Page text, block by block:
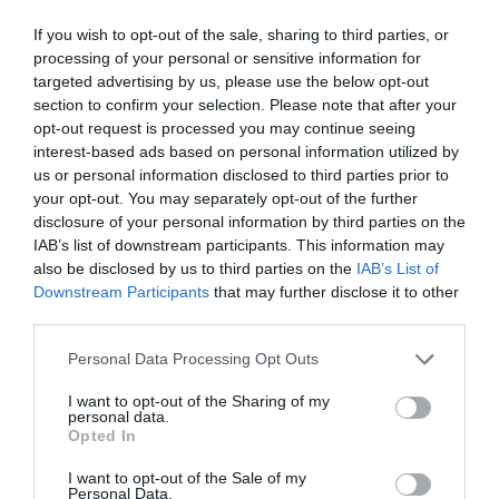
If you wish to opt-out of the sale, sharing to third parties, or
processing of your personal or sensitive information for
targeted advertising by us, please use the below opt-out
section to confirm your selection. Please note that after your
opt-out request is processed you may continue seeing
interest-based ads based on personal information utilized by
us or personal information disclosed to third parties prior to
your opt-out. You may separately opt-out of the further
disclosure of your personal information by third parties on the
IAB’s list of downstream participants. This information may
also be disclosed by us to third parties on the IAB’s List of
Downstream Participants that may further disclose it to other
Personal Data Processing Opt Outs
I want to opt-out of the Sharing of my
personal data.
Opted In
I want to opt-out of the Sale of my
Personal Data.
monitorizamos nuestro sitio permanentemente para garantizar la
salvaguarda de los datos que nos facilitáis.
COOKIES
Definición y función de las cookies
¿Qué son las cookies? Una cookie es un fichero que se descarga en
su ordenador al acceder a determinadas páginas web. Las cookies
permiten a una página web, entre otras cosas, almacenar y recuperar
información sobre los hábitos de navegación de un usuario o de tu
equipo y, dependiendo de la información que contengan y de la
forma en que utilice tu equipo, pueden utilizarse para reconocer al
usuario.
¿Qué tipos de cookies utiliza esta página web?
• Cookies propias: Son aquéllas que se envían al equipo terminal del
usuario desde un equipo o dominio gestionado por el propio editor y
desde el que se presta el servicio solicitado por el usuario.
• Cookies de tercero: Son aquéllas que se envían al equipo terminal del